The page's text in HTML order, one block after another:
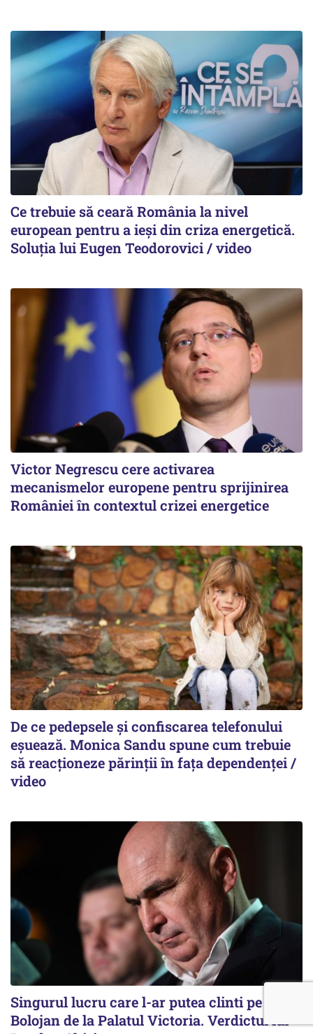
Ce trebuie să ceară România la nivel
european pentru a ieși din criza energetică.
Soluția lui Eugen Teodorovici / video
Victor Negrescu cere activarea
mecanismelor europene pentru sprijinirea
României în contextul crizei energetice
De ce pedepsele și confiscarea telefonului
eșuează. Monica Sandu spune cum trebuie
să reacționeze părinții în fața dependenței /
video
Singurul lucru care l-ar putea clinti pe Ilie
Bolojan de la Palatul Victoria. Verdictul lui